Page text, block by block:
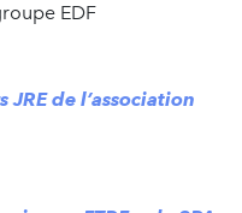
EDF
de l’association